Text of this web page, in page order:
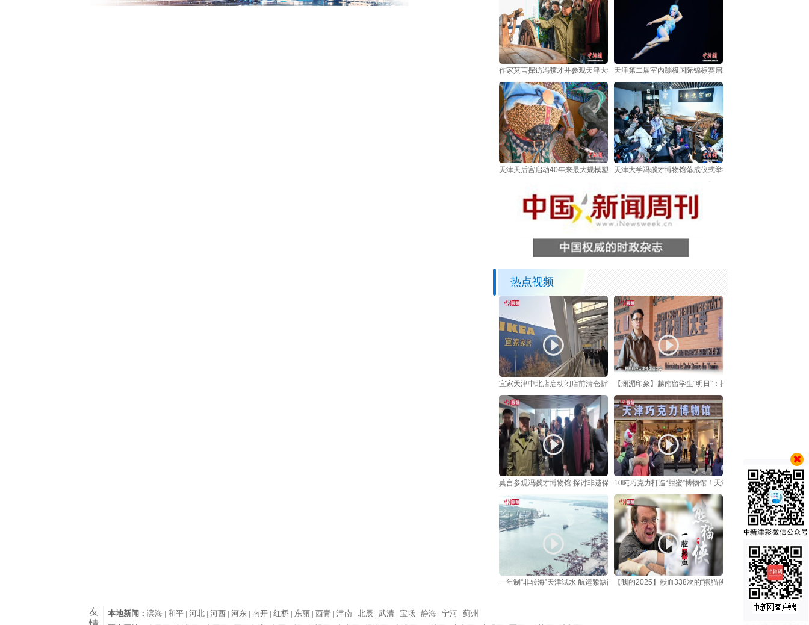
作家莫言探访冯骥才并参观天津大学冯骥才博物馆天津第二届室内蹦极国际锦标赛启幕 中外选手跃动海河之畔
天津天后宫启动40年来最大规模塑像修复 非遗技艺护航700年文脉传承
天津大学冯骥才博物馆落成仪式举行
热点视频
宜家天津中北店启动闭店前清仓折扣活动【澜湄印象】越南留学生“明日”：把中国的烟火气“译”回家乡
莫言参观冯骥才博物馆 探讨非遗保护与文学转化10吨巧克力打造“甜蜜”博物馆！天津新地标成元旦热门打卡地
一年制“非转海”天津试水 航运紧缺岗位添“快通道”【我的2025】献血338次的“熊猫侠”荣休：盼热血“英雄联盟”
友
本地新闻： 滨海 |和平 |河北 |河西 |河东 |南开 |红桥 | 东丽 |西青 |津南 |北辰 |武清 |宝坻 |静海 |宁河 |蓟州